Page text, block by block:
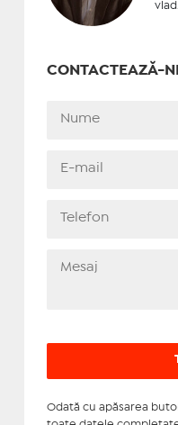
CONTACTEAZĂ-
Odată cu apăsarea